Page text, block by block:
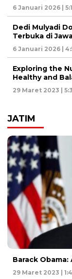
6 Januari 2026 |
Dedi Mulyadi
Terbuka di
6 Januari 2026 |
Exploring the
Healthy and
29 Maret 2023 |
JATIM
Barack
29 Maret 2023 |